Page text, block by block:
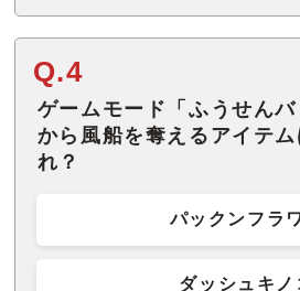
Q.4
ゲームモード「ふうせん
から風船を奪えるアイテ
れ？
パックンフラ
ダッシュキノ